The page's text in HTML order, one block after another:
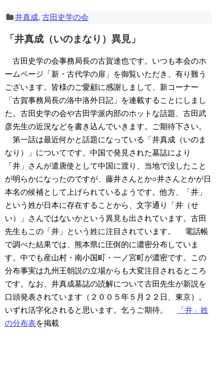
井真成, 古田史学の会
「井真成（いのまなり）異見」
古田史学の会事務局長の古賀達也です。いつも本会のホ
ームページ「新・古代学の扉」を御覧いただき、有り難う
ございます。皆様のご愛顧に感謝しまして、新コーナー
「古賀事務局長の洛中洛外日記」を連載することにしまし
た。古田史学の会や古田学派内部のホットな話題、古田武
彦先生の近況などを書き込んでいきます。ご期待下さい。
第一話は最近何かと話題になっている「井真成（いのま
なり）」についてです。中国で発見された墓誌により
「井」さんが遣唐使として中国に渡り、当地で没したこと
が明らかになったのですが、藤井さんとか○井さんとかが日
本名の候補として上げられているようです。他方、「井」
という姓が日本に存在することから、文字通り「井（せ
い）」さんではないかという異見も出されています。古田
先生もこの「井」という姓に注目されています。
電話帳
で調べた結果では、熊本県に圧倒的に濃密分布していま
す。中でも産山村・南小国町・一ノ宮町が濃密です。この
分布事実は九州王朝説の立場からも大変注目されるところ
です。なお、井真成墓誌の読解について古田先生が新説を
口頭発表されています（２００５年５月２２日、東京）。
いずれ活字化されると思います。乞うご期待。
「井」姓
の分布表を掲載